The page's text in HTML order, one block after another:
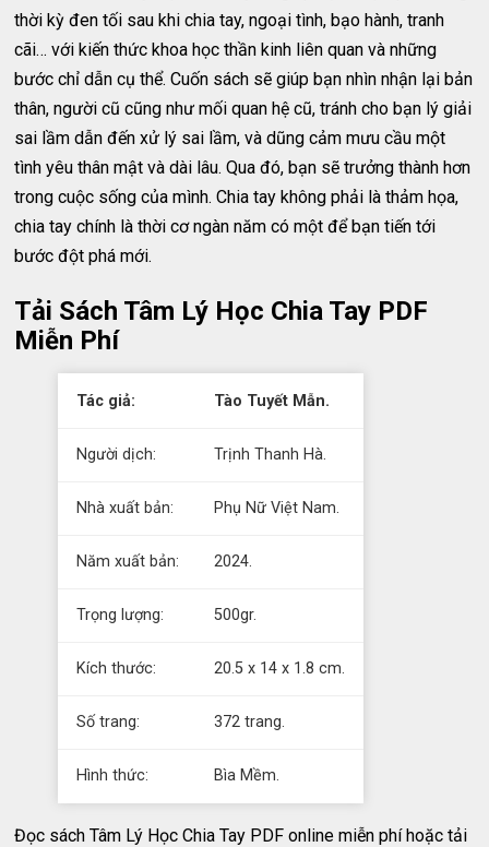
thời kỳ đen tối sau khi chia tay, ngoại tình, bạo hành, tranh
cãi… với kiến thức khoa học thần kinh liên quan và những
bước chỉ dẫn cụ thể. Cuốn sách sẽ giúp bạn nhìn nhận lại bản
thân, người cũ cũng như mối quan hệ cũ, tránh cho bạn lý giải
sai lầm dẫn đến xử lý sai lầm, và dũng cảm mưu cầu một
tình yêu thân mật và dài lâu. Qua đó, bạn sẽ trưởng thành hơn
trong cuộc sống của mình. Chia tay không phải là thảm họa,
chia tay chính là thời cơ ngàn năm có một để bạn tiến tới
bước đột phá mới.
Tải Sách Tâm Lý Học Chia Tay PDF
Miễn Phí
Tác giả: Tào Tuyết Mẫn.
Người dịch: Trịnh Thanh Hà.
Nhà xuất bản: Phụ Nữ Việt Nam.
Năm xuất bản: 2024.
Trọng lượng: 500gr.
Kích thước: 20.5 x 14 x 1.8 cm.
Số trang: 372 trang.
Hình thức: Bìa Mềm.
Đọc sách Tâm Lý Học Chia Tay PDF online miễn phí hoặc tải